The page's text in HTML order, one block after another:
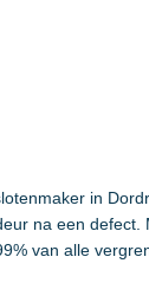
in
na een defect.
van alle